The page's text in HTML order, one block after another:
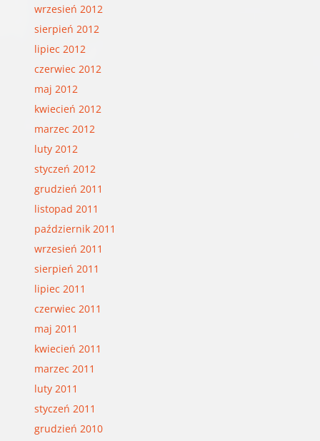
wrzesień 2012
sierpień 2012
lipiec 2012
czerwiec 2012
maj 2012
kwiecień 2012
marzec 2012
luty 2012
styczeń 2012
grudzień 2011
listopad 2011
październik 2011
wrzesień 2011
sierpień 2011
lipiec 2011
czerwiec 2011
maj 2011
kwiecień 2011
marzec 2011
luty 2011
styczeń 2011
grudzień 2010